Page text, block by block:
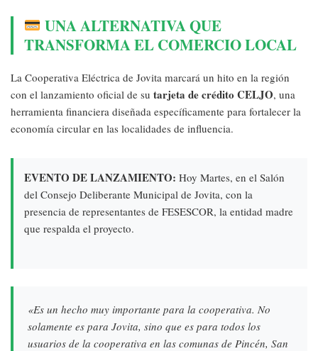
UNA ALTERNATIVA QUE
TRANSFORMA EL COMERCIO LOCAL
La Cooperativa Eléctrica de Jovita marcará un hito en la región
con el lanzamiento oficial de su tarjeta de crédito CELJO, una
herramienta financiera diseñada específicamente para fortalecer la
economía circular en las localidades de influencia.
EVENTO DE LANZAMIENTO: Hoy Martes, en el Salón
del Consejo Deliberante Municipal de Jovita, con la
presencia de representantes de FESESCOR, la entidad madre
que respalda el proyecto.
«Es un hecho muy importante para la cooperativa. No
solamente es para Jovita, sino que es para todos los
usuarios de la cooperativa en las comunas de Pincén, San